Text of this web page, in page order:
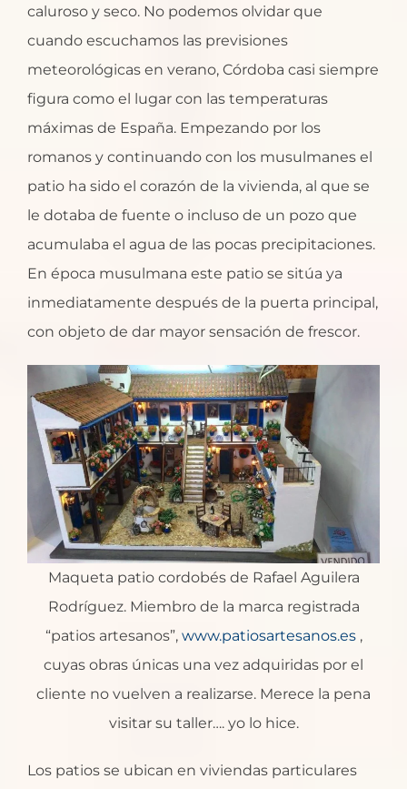
caluroso y seco. No podemos olvidar que
cuando escuchamos las previsiones
meteorológicas en verano, Córdoba casi siempre
figura como el lugar con las temperaturas
máximas de España. Empezando por los
romanos y continuando con los musulmanes el
patio ha sido el corazón de la vivienda, al que se
le dotaba de fuente o incluso de un pozo que
acumulaba el agua de las pocas precipitaciones.
En época musulmana este patio se sitúa ya
inmediatamente después de la puerta principal,
con objeto de dar mayor sensación de frescor.
Maqueta patio cordobés de Rafael Aguilera
Rodríguez. Miembro de la marca registrada
“patios artesanos”, www.patiosartesanos.es ,
cuyas obras únicas una vez adquiridas por el
cliente no vuelven a realizarse. Merece la pena
visitar su taller…. yo lo hice.
Los patios se ubican en viviendas particulares